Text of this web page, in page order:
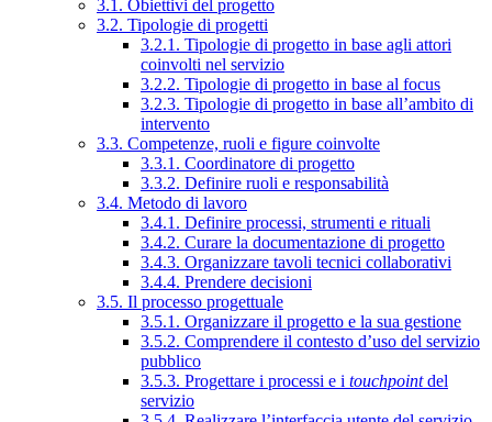
3.1. Obiettivi del progetto
3.2. Tipologie di progetti
3.2.1. Tipologie di progetto in base agli attori
coinvolti nel servizio
3.2.2. Tipologie di progetto in base al focus
3.2.3. Tipologie di progetto in base all’ambito di
intervento
3.3. Competenze, ruoli e figure coinvolte
3.3.1. Coordinatore di progetto
3.3.2. Definire ruoli e responsabilità
3.4. Metodo di lavoro
3.4.1. Definire processi, strumenti e rituali
3.4.2. Curare la documentazione di progetto
3.4.3. Organizzare tavoli tecnici collaborativi
3.4.4. Prendere decisioni
3.5. Il processo progettuale
3.5.1. Organizzare il progetto e la sua gestione
3.5.2. Comprendere il contesto d’uso del servizio
pubblico
3.5.3. Progettare i processi e i touchpointdel
servizio